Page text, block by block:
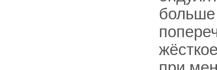
больше